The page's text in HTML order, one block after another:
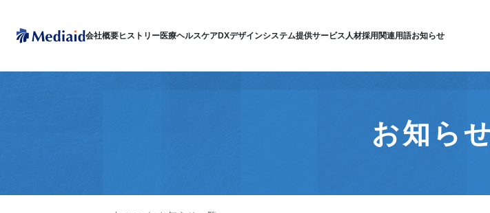
会社概要ヒストリー医療ヘルスケアDXデザインシステム提供サービス 人材採用関連用語お知らせ
お知ら